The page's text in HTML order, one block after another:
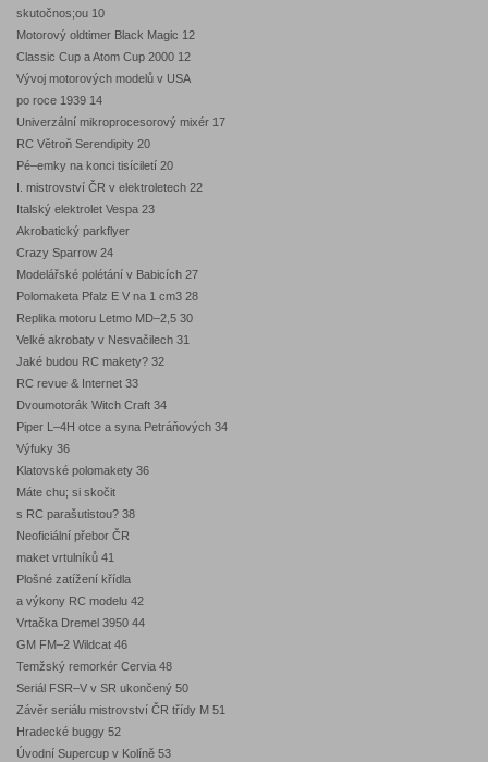
skutočnos;ou 10
Motorový oldtimer Black Magic 12
Classic Cup a Atom Cup 2000 12
Vývoj motorových modelů v USA
po roce 1939 14
Univerzální mikroprocesorový mixér 17
RC Větroň Serendipity 20
Pé–emky na konci tisíciletí 20
I. mistrovství ČR v elektroletech 22
Italský elektrolet Vespa 23
Akrobatický parkflyer
Crazy Sparrow 24
Modelářské polétání v Babicích 27
Polomaketa Pfalz E V na 1 cm3 28
Replika motoru Letmo MD–2,5 30
Velké akrobaty v Nesvačilech 31
Jaké budou RC makety? 32
RC revue & Internet 33
Dvoumotorák Witch Craft 34
Piper L–4H otce a syna Petráňových 34
Výfuky 36
Klatovské polomakety 36
Máte chu; si skočit
s RC parašutistou? 38
Neoficiální přebor ČR
maket vrtulníků 41
Plošné zatížení křídla
a výkony RC modelu 42
Vrtačka Dremel 3950 44
GM FM–2 Wildcat 46
Temžský remorkér Cervia 48
Seriál FSR–V v SR ukončený 50
Závěr seriálu mistrovství ČR třídy M 51
Hradecké buggy 52
Úvodní Supercup v Kolíně 53